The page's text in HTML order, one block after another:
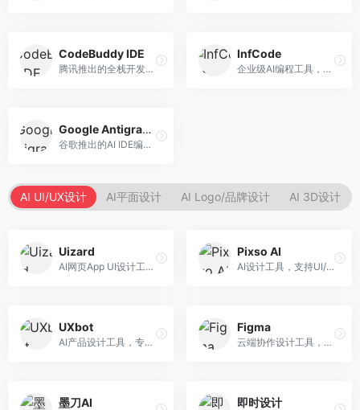
CodeBuddy IDE
腾讯推出的全栈开发AI IDE，整合腾讯云服务。面向开发者，提供代码生成、调试辅助、部署服务等功能，与腾讯云生态深度整合。
InfCode
企业级AI编程工具，专注于团队协作开发。面向企业开发团队，提供代码生成、代码审查、团队协作等服务，企业级功能完善。
Google Antigravity
谷歌推出的AI IDE编程智能体，整合Google Cloud服务。面向谷歌生态开发者，提供智能编程辅助、云服务集成等功能。
AI UI/UX设计 AI平面设计 AI Logo/品牌设计 AI 3D设计
Uizard
AI网页App UI设计工具，专注于快速界面生成。面向产品经理和设计师，提供线框图转UI、界面生成、设计优化等服务，设计速度快。
Pixso AI
AI设计工具，支持UI/UX设计全流程。面向设计师和产品团队，提供界面生成、设计优化、协作评审等服务，国产替代方案，团队协作便捷。
UXbot
AI产品设计工具，专注于用户体验优化。面向UX设计师，提供用户研究、设计建议、可用性测试等服务，UX设计支持完善。
Figma
云端协作设计工具，整合AI设计辅助功能。面向UI/UX设计师和产品团队，提供界面设计、原型制作、团队协作等服务，协作功能强大，是UI设计领域的标杆产品。
墨刀AI 即时设计